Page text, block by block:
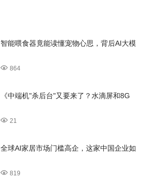
智能喂食器竟能读懂宠物心思，背后AI大模
864
《中端机"杀后台"又要来了？水滴屏和8G
21
全球AI家居市场门槛高企，这家中国企业如
819